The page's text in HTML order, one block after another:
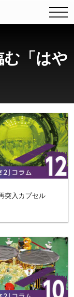
「はや
突入カプセル